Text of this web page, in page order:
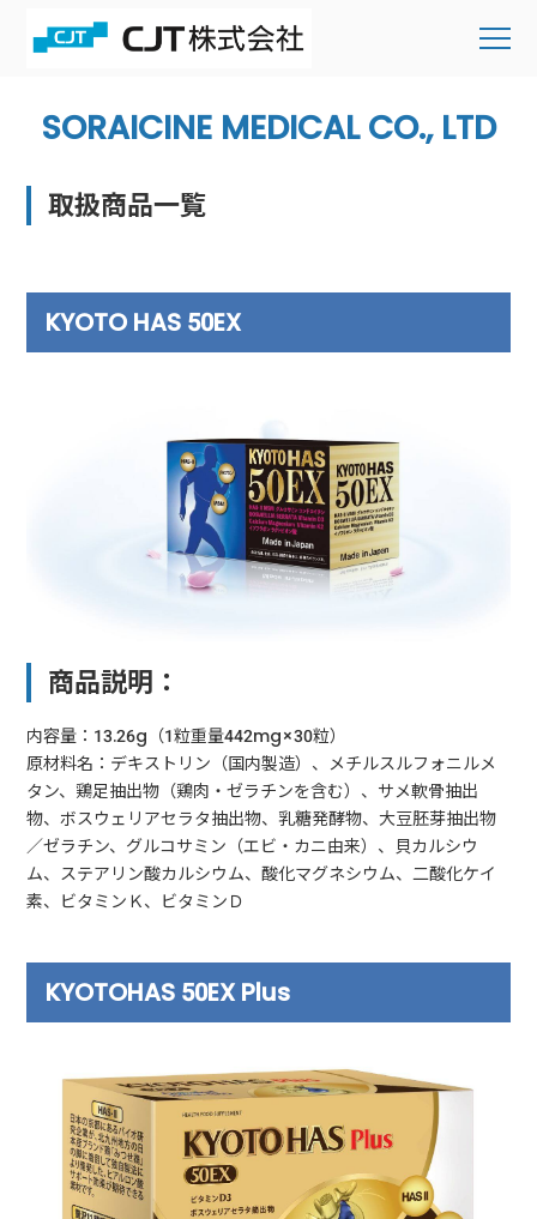
SORAICINE MEDICAL CO., LTD
取扱商品一覧
KYOTO HAS 50EX
商品説明：
内容量：13.26g（1粒重量442mg×30粒）
原材料名：デキストリン（国内製造）、メチルスルフォニルメ
タン、鶏足抽出物（鶏肉・ゼラチンを含む）、サメ軟骨抽出
物、ボスウェリアセラタ抽出物、乳糖発酵物、大豆胚芽抽出物
／ゼラチン、グルコサミン（エビ・カニ由来）、貝カルシウ
ム、ステアリン酸カルシウム、酸化マグネシウム、二酸化ケイ
素、ビタミンＫ、ビタミンＤ
KYOTOHAS 50EX Plus